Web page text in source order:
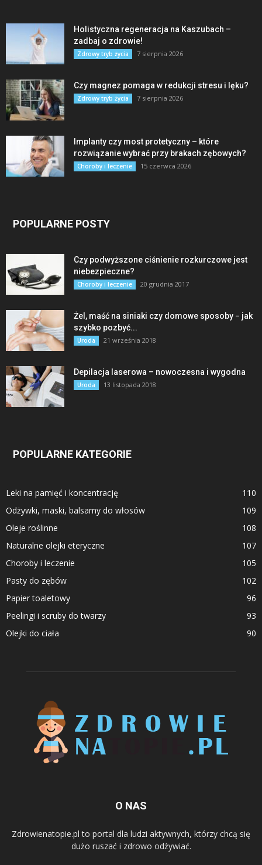
Holistyczna regeneracja na Kaszubach –
zadbaj o zdrowie!
Zdrowy tryb życia 7 sierpnia 2026
Czy magnez pomaga w redukcji stresu i lęku?
Zdrowy tryb życia 7 sierpnia 2026
Implanty czy most protetyczny – które
rozwiązanie wybrać przy brakach zębowych?
Choroby i leczenie 15 czerwca 2026
POPULARNE POSTY
Czy podwyższone ciśnienie rozkurczowe jest
niebezpieczne?
Choroby i leczenie 20 grudnia 2017
Żel, maść na siniaki czy domowe sposoby − jak
szybko pozbyć...
Uroda 21 września 2018
Depilacja laserowa – nowoczesna i wygodna
Uroda 13 listopada 2018
POPULARNE KATEGORIE
Leki na pamięć i koncentrację
110
Odżywki, maski, balsamy do włosów
109
Oleje roślinne
108
Naturalne olejki eteryczne
107
Choroby i leczenie
105
Pasty do zębów
102
Papier toaletowy
96
Peelingi i scruby do twarzy
93
Olejki do ciała
90
O NAS
Zdrowienatopie.pl to portal dla ludzi aktywnych, którzy chcą się
dużo ruszać i zdrowo odżywiać.